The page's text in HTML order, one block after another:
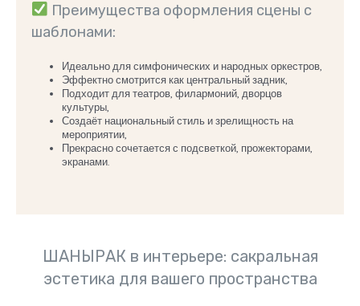
Преимущества оформления сцены с
шаблонами:
Идеально для симфонических и народных оркестров,
Эффектно смотрится как центральный задник,
Подходит для театров, филармоний, дворцов
культуры,
Создаёт национальный стиль и зрелищность на
мероприятии,
Прекрасно сочетается с подсветкой, прожекторами,
экранами.
ШАНЫРАК в интерьере: сакральная
эстетика для вашего пространства